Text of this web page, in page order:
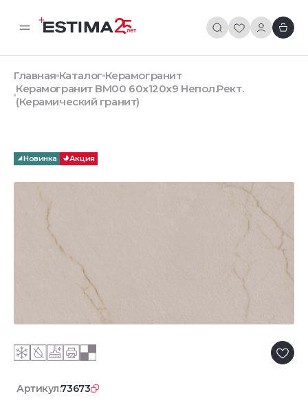
Главная Каталог Керамогранит
Керамогранит BM00 60x120x9 Непол.Рект.
(Керамический гранит)
Новинка Акция
Артикул:73673